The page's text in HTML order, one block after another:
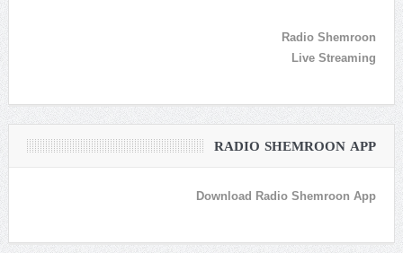
Radio Shemroon
Live Streaming
RADIO SHEMROON APP
Download Radio Shemroon App